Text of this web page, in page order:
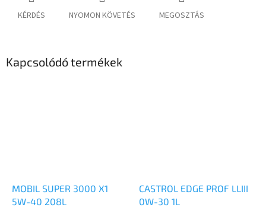
KÉRDÉS NYOMON KÖVETÉS MEGOSZTÁS
Kapcsolódó termékek
MOBIL SUPER 3000 X1
5W-40 208L
CASTROL EDGE PROF LLIII
0W-30 1L